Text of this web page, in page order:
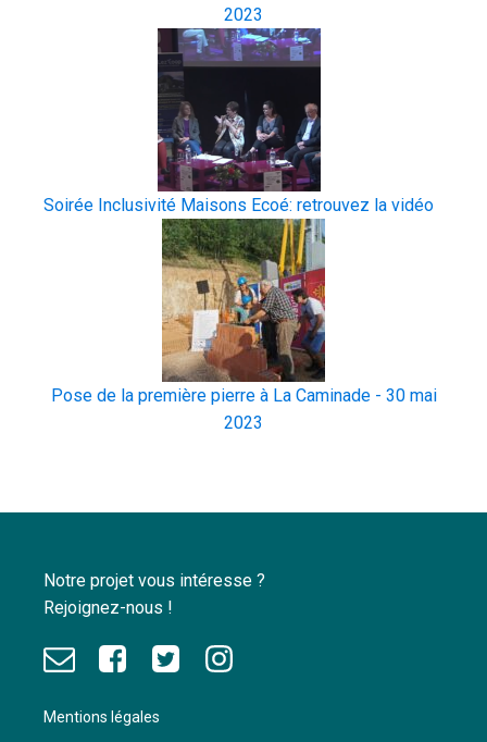
2023
Soirée Inclusivité Maisons Ecoé: retrouvez la vidéo
Pose de la première pierre à La Caminade - 30 mai
2023
Notre projet vous intéresse ?
Rejoignez-nous !
Mentions légales